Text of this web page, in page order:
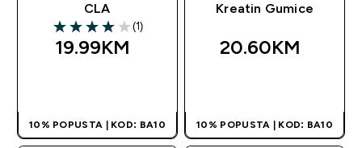
CLA
4 out of 5 stars
(1)
19.99KM‎
10% POPUSTA | KOD: BA10
Kreatin Gumice
20.60KM‎
10% POPUSTA | KOD: BA10